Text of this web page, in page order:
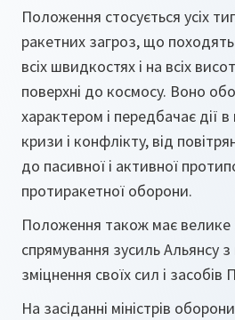
Положення стосується усіх
ракетних загроз, що походять
всіх швидкостях і на всіх
поверхні до космосу. Воно
характером і передбачає дії
кризи і конфлікту, від
до пасивної і активної
протиракетної оборони.
Положення також має велике
спрямування зусиль Альянсу
зміцнення своїх сил і засобів
На засіданні міністрів